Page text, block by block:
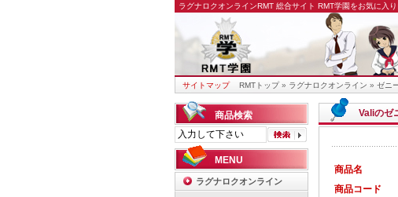
ラグナロクオンラインRMT 総合サイト RMT学園をお気に入
サイトマップ RMTトップ» ラグナロクオンライン » ゼニ
商品検索
MENU
ラグナロクオンライン
Valiのゼ
商品名
商品コード